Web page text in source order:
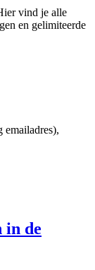
vind je alle
en gelimiteerde
emailadres),
in de